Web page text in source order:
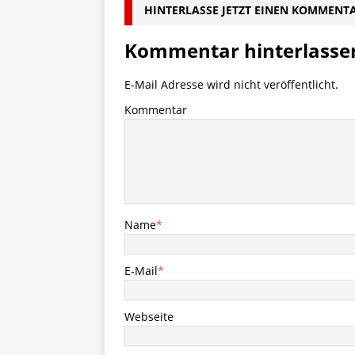
HINTERLASSE JETZT EINEN
Kommentar
E-Mail Adresse wird nicht veröffentlicht.
Kommentar
Name*
E-Mail*
Webseite